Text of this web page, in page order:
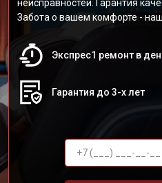
неисправностей. Гарантия
Забота о вашем комфорте -
Экспрес1 ремонт в
Гарантия до 3-х лет